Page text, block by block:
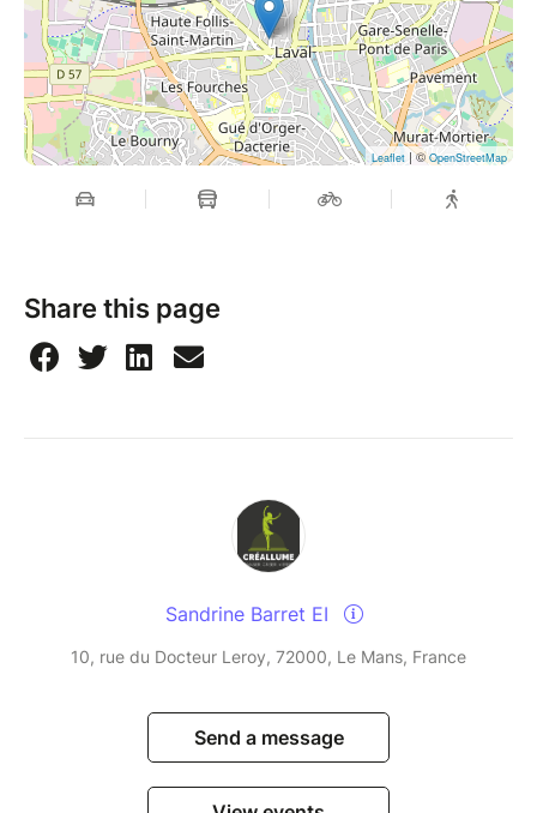
être 53, locataire des Studios du Britais : 10 € pour la
saison 2025-2026.
Leaflet | ©OpenStreetMap
Share this page
Sandrine Barret EI
10, rue du Docteur Leroy, 72000, Le Mans, France
Send a message